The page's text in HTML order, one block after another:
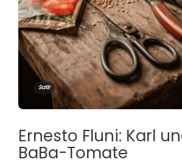
Satir
Ernesto Fluni: Karl
BaBa-Tomate